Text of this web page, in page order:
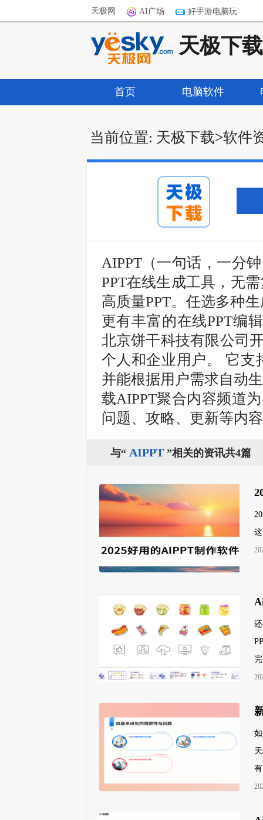
天极网 AI广场 好手游电脑玩
天极下载
首页 电脑软件
当前位置: 天极下载>软件
AIPPT（一句话，一分
PPT在线生成工具，无
高质量PPT。任选多种
更有丰富的在线PPT编
北京饼干科技有限公司
个人和企业用户。‌ 它支
并能根据用户需求自动
载AIPPT聚合内容频道
问题、攻略、更新等内
与“ AIPPT”相关的资讯共4篇